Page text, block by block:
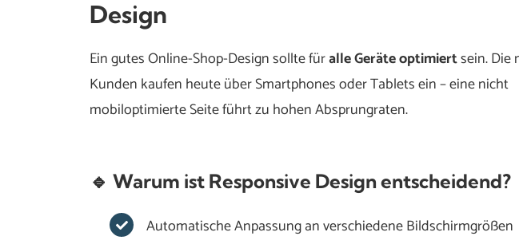
Design
Ein gutes Online-Shop-Design sollte füralle Geräte optimiertsein. Die
Kunden kaufen heute über Smartphones oder Tablets ein – eine nicht
mobiloptimierte Seite führt zu hohen Absprungraten.
🔹 Warum ist Responsive Design entscheidend?
Automatische Anpassung an verschiedene Bildschirmgrößen